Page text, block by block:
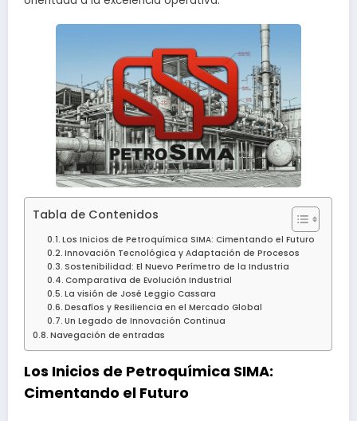
Tabla de Contenidos
Los Inicios de Petroquímica SIMA: Cimentando el Futuro
Innovación Tecnológica y Adaptación de Procesos
Sostenibilidad: El Nuevo Perímetro de la Industria
Comparativa de Evolución Industrial
La visión de José Leggio Cassara
Desafíos y Resiliencia en el Mercado Global
Un Legado de Innovación Continua
Navegación de entradas
Los Inicios de Petroquímica SIMA:
Cimentando el Futuro